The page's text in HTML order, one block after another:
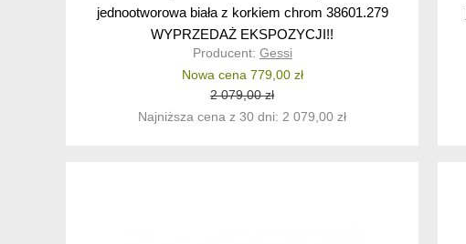
jednootworowa biała z korkiem chrom 38601.279
WYPRZEDAŻ EKSPOZYCJI!!
Producent: Gessi
Nowa cena 779,00 zł
2 079,00 zł
Najniższa cena z 30 dni: 2 079,00 zł